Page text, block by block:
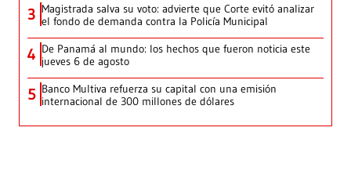
3 Magistrada salva su voto: advierte que Corte evitó analizar
el fondo de demanda contra la Policía Municipal
4 De Panamá al mundo: los hechos que fueron noticia este
jueves 6 de agosto
5 Banco Multiva refuerza su capital con una emisión
internacional de 300 millones de dólares